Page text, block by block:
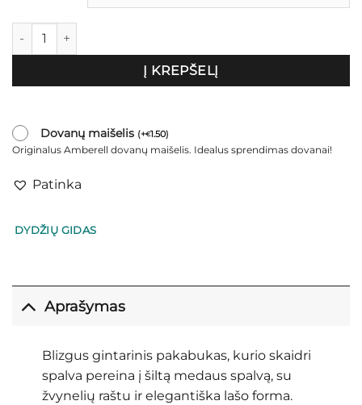
produkto kiekis: Pakabukas "Drop"
Į KREPŠELĮ
Dovanų maišelis (+€1.50)
Originalus Amberell dovanų maišelis. Idealus sprendimas dovanai!
Patinka
DYDŽIŲ GIDAS
Aprašymas
Blizgus gintarinis pakabukas, kurio skaidri
spalva pereina į šiltą medaus spalvą, su
žvynelių raštu ir elegantiška lašo forma.